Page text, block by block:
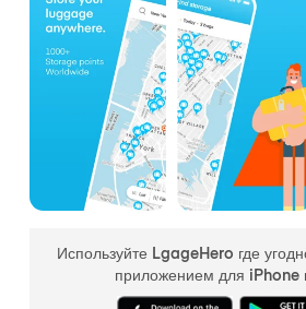
Используйте LgageHero где
приложением для